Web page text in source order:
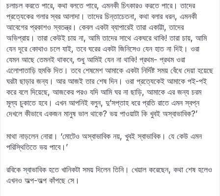
চলাচল করতে পারে, কথা বলতে পারে, এমনকী চিৎকারও করতে পারে। তাদের
প্রত্যেকের গলার স্বর আলাদা। তাদের চিন্তাচেতনা, কথা বলার ধরন, এমনকী
আবেগের প্রকাশও স্বতন্ত্র। কেবল একটা ব্যাপারেই তারা একাট্টা, তাদের
অভিপ্রায়। তারা কেউই চায় না, আমি তাদের সাথে একঘরে থাকি! তারা চায়, আমি
যেন দূরে কোথাও চলে যাই, তবে ঘরের একটা জিনিসেও যেন হাত না দিই। ওরা
যেমন আছে তেমনই থাকবে, শুধু আমিই যেন না থাকি! প্রথম- প্রথম ওরা
এলোপাতাড়ি হুমকি দিত। তবে শেষমেশ আমাকে একটা নির্দিষ্ট সময় বেঁধে দেয়া হয়েছে
ঘরটা ছাড়ার জন্য। আর আজই তার শেষ দিন। ওরা প্রত্যেকেই আমাকে পই-পই
করে বলে দিয়েছে, আজকের পরও যদি আমি ঘর না ছাড়ি, আমাকে এর জন্য চরম
মূল্য চুকাতে হবে। এখন আপনিই বলুন, দু’সপ্তাহ ধরে প্রতি রাতে এমন স্বপ্ন
দেখলে কীভাবে একজন মানুষ ভাল থাকে? ভয় পাওয়াটা কি খুবই অস্বাভাবিক?’
মাথা নাড়লেন নোরা। ‘মোটেও অস্বাভাবিক নয়, খুবই স্বাভাবিক। যে কেউ এমন
পরিস্থিতিতে ভয় পাবে।’
রবিকে স্বাভাবিক হতে খানিকটা সময় দিলেন তিনি। খেয়াল করেছেন, কথা শেষ হলেও
এখনও অল্প-অল্প কাঁপছে সে।